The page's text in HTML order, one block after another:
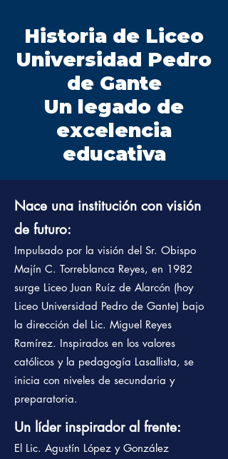
Historia de Liceo
Universidad Pedro
de Gante
Un legado de
excelencia
educativa
Nace una institución con visión
de futuro:
Impulsado por la visión del Sr. Obispo
Majín C. Torreblanca Reyes, en 1982
surge Liceo Juan Ruíz de Alarcón (hoy
Liceo Universidad Pedro de Gante) bajo
la dirección del Lic. Miguel Reyes
Ramírez. Inspirados en los valores
católicos y la pedagogía Lasallista, se
inicia con niveles de secundaria y
preparatoria.
Un líder inspirador al frente:
El Lic. Agustín López y González